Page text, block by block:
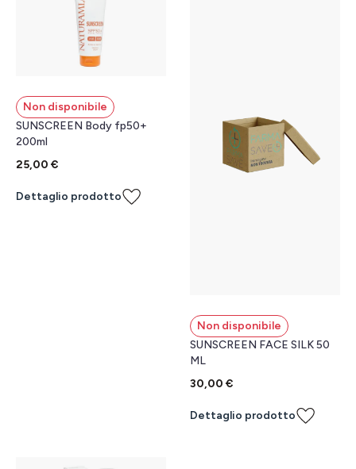
Non disponibile
SUNSCREEN Body fp50+
200ml
25,00 €
Dettaglio prodotto
Non disponibile
SUNSCREEN FACE SILK 50
ML
30,00 €
Dettaglio prodotto